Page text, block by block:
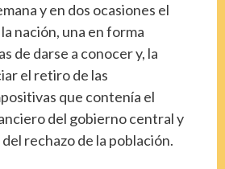
y en dos ocasiones el
nación, una en forma
de darse a conocer y, la
el retiro de las
que contenía el
del gobierno central y
rechazo de la población.